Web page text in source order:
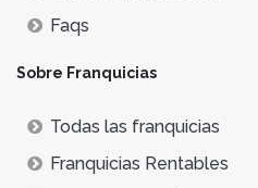
Faqs
Sobre Franquicias
Todas las franquicias
Franquicias Rentables